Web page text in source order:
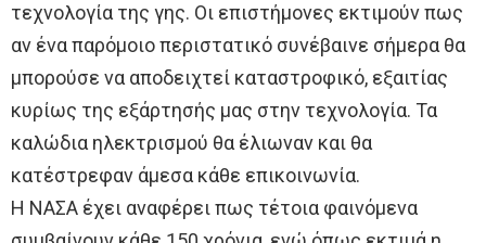
τεχνολογία της γης. Οι επιστήμονες εκτιμούν πως
αν ένα παρόμοιο περιστατικό συνέβαινε σήμερα θα
μπορούσε να αποδειχτεί καταστροφικό, εξαιτίας
κυρίως της εξάρτησής μας στην τεχνολογία. Τα
καλώδια ηλεκτρισμού θα έλιωναν και θα
κατέστρεφαν άμεσα κάθε επικοινωνία.
Η ΝΑΣΑ έχει αναφέρει πως τέτοια φαινόμενα